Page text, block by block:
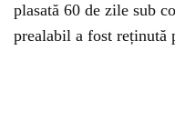
plasată 60 de zile sub
prealabil a fost reținută